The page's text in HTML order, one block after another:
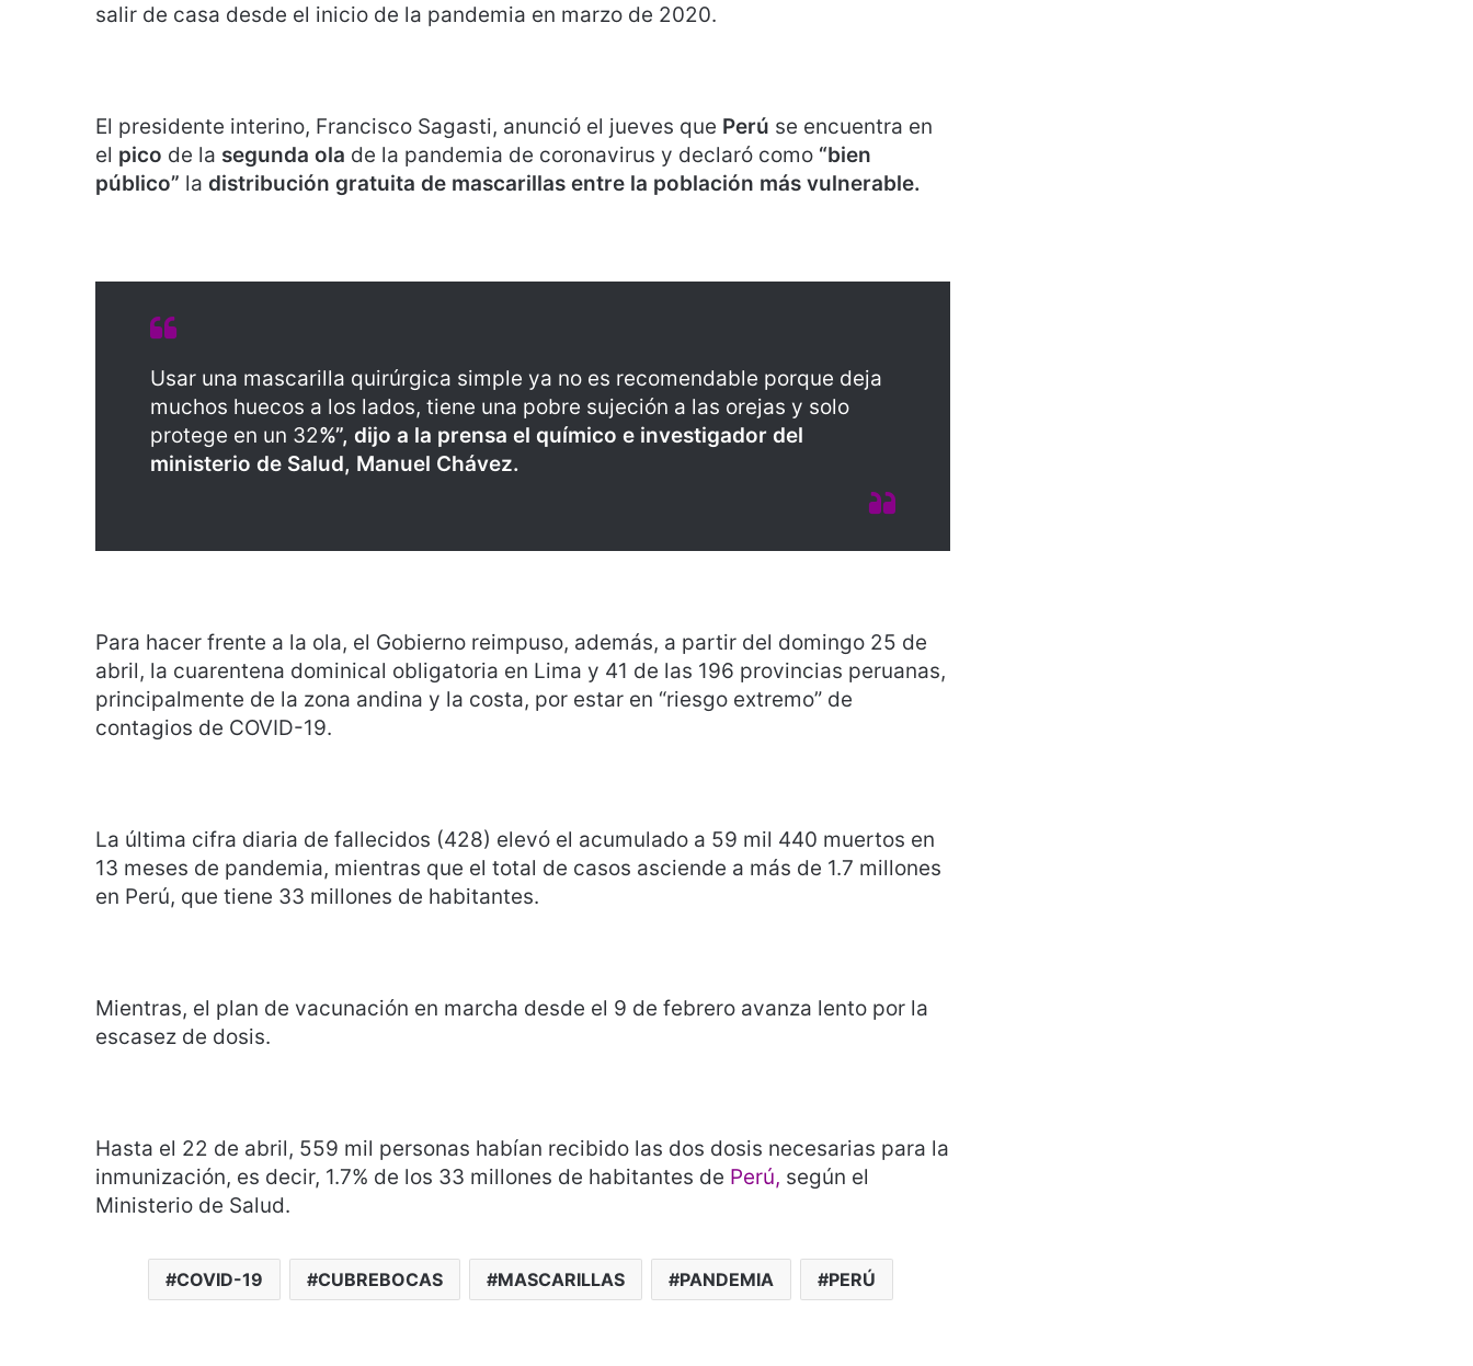
salir de casa desde el inicio de la pandemia en marzo de 2020.
El presidente interino, Francisco Sagasti, anunció el jueves que Perú se encuentra en
el pico de la segunda ola de la pandemia de coronavirus y declaró como “bien
público” la distribución gratuita de mascarillas entre la población más vulnerable.
Usar una mascarilla quirúrgica simple ya no es recomendable porque deja
muchos huecos a los lados, tiene una pobre sujeción a las orejas y solo
protege en un 32%”, dijo a la prensa el químico e investigador del
ministerio de Salud, Manuel Chávez.
Para hacer frente a la ola, el Gobierno reimpuso, además, a partir del domingo 25 de
abril, la cuarentena dominical obligatoria en Lima y 41 de las 196 provincias peruanas,
principalmente de la zona andina y la costa, por estar en “riesgo extremo” de
contagios de COVID-19.
La última cifra diaria de fallecidos (428) elevó el acumulado a 59 mil 440 muertos en
13 meses de pandemia, mientras que el total de casos asciende a más de 1.7 millones
en Perú, que tiene 33 millones de habitantes.
Mientras, el plan de vacunación en marcha desde el 9 de febrero avanza lento por la
escasez de dosis.
Hasta el 22 de abril, 559 mil personas habían recibido las dos dosis necesarias para la
inmunización, es decir, 1.7% de los 33 millones de habitantes de Perú, según el
Ministerio de Salud.
COVID-19 CUBREBOCAS MASCARILLAS PANDEMIA PERÚ